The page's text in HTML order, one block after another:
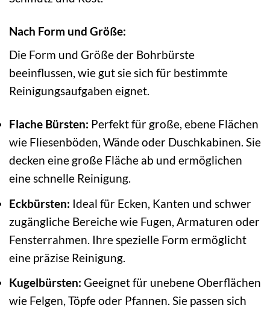
Nach Form und Größe:
Die Form und Größe der Bohrbürste
beeinflussen, wie gut sie sich für bestimmte
Reinigungsaufgaben eignet.
Flache Bürsten: Perfekt für große, ebene Flächen
wie Fliesenböden, Wände oder Duschkabinen. Sie
decken eine große Fläche ab und ermöglichen
eine schnelle Reinigung.
Eckbürsten: Ideal für Ecken, Kanten und schwer
zugängliche Bereiche wie Fugen, Armaturen oder
Fensterrahmen. Ihre spezielle Form ermöglicht
eine präzise Reinigung.
Kugelbürsten: Geeignet für unebene Oberflächen
wie Felgen, Töpfe oder Pfannen. Sie passen sich